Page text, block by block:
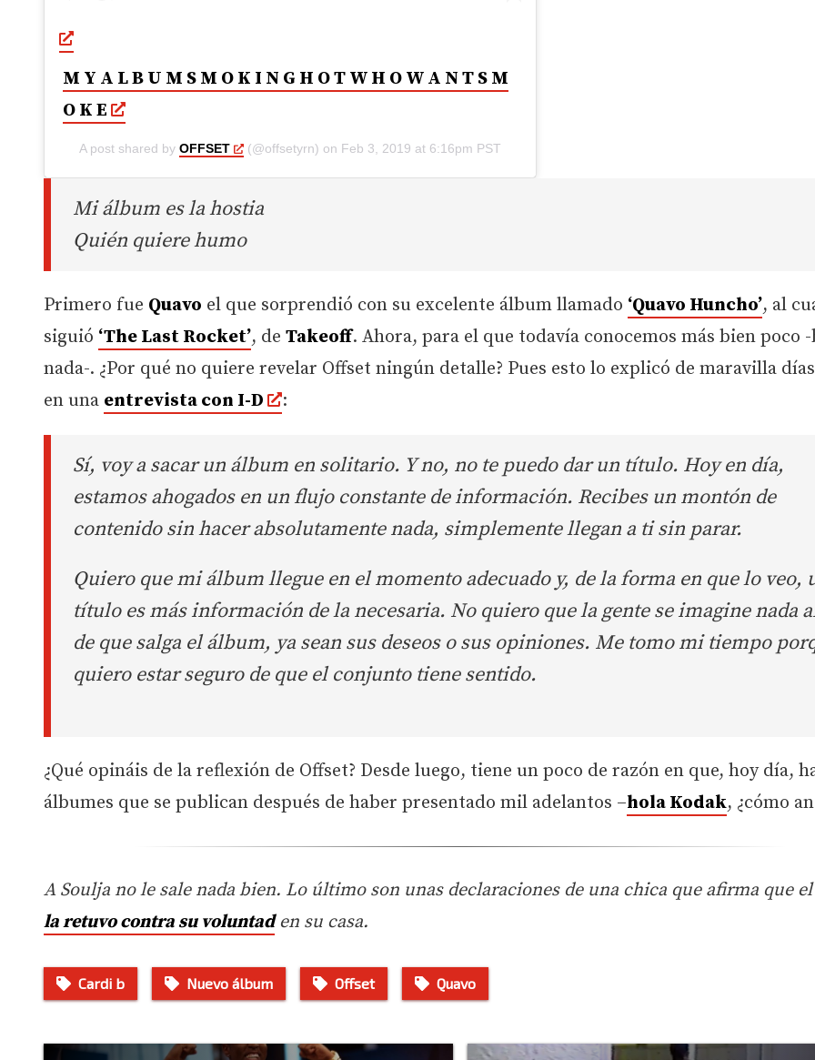
M Y A L B U M S M O K I N G H O T W H O W A N T S M
O K E
A post shared by OFFSET (@offsetyrn) on Feb 3, 2019 at 6:16pm PST
Mi álbum es la hostia
Quién quiere humo
Primero fue Quavo el que sorprendió con su excelente álbum llamado ‘Quavo Huncho’, al
siguió ‘The Last Rocket’, de Takeoff. Ahora, para el que todavía conocemos más bien poco
nada-. ¿Por qué no quiere revelar Offset ningún detalle? Pues esto lo explicó de maravilla
en una entrevista con I-D :
Sí, voy a sacar un álbum en solitario. Y no, no te puedo dar un título. Hoy en día,
estamos ahogados en un flujo constante de información. Recibes un montón de
contenido sin hacer absolutamente nada, simplemente llegan a ti sin parar.
Quiero que mi álbum llegue en el momento adecuado y, de la forma en que lo veo,
título es más información de la necesaria. No quiero que la gente se imagine nada
de que salga el álbum, ya sean sus deseos o sus opiniones. Me tomo mi tiempo
quiero estar seguro de que el conjunto tiene sentido.
¿Qué opináis de la reflexión de Offset? Desde luego, tiene un poco de razón en que, hoy día,
álbumes que se publican después de haber presentado mil adelantos –hola Kodak, ¿cómo
A Soulja no le sale nada bien. Lo último son unas declaraciones de una chica que afirma que
la retuvo contra su voluntaden su casa.
Cardi b Nuevo álbum Offset Quavo